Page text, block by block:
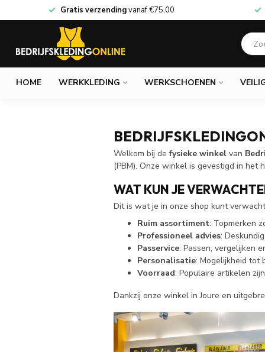
Gratis verzendingvanaf€75,00
HOME WERKKLEDING WERKSCHOENEN
Welkom bij de fysieke winkel van
(PBM). Onze winkel is gevestigd in het
WAT KUN JE
Dit is wat je in onze shop kunt
Ruim assortiment: Topmerken
Professioneel advies:
Passervice: Passen, vergelijken
Personalisatie: Mogelijkheid tot
Voorraad: Populaire artikelen
Dankzij onze winkel in Joure en